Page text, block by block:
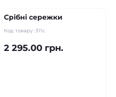
Срібні сережки
Код товару: 311с
2 295.00 грн.